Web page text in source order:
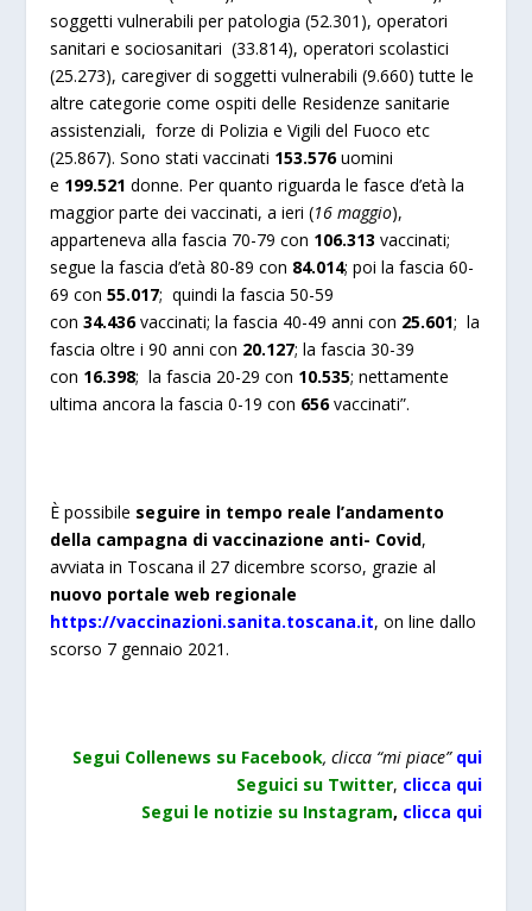
soggetti vulnerabili per patologia (52.301), operatori
sanitari e sociosanitari (33.814), operatori scolastici
(25.273), caregiver di soggetti vulnerabili (9.660) tutte le
altre categorie come ospiti delle Residenze sanitarie
assistenziali, forze di Polizia e Vigili del Fuoco etc
(25.867). Sono stati vaccinati 153.576uomini
e 199.521donne. Per quanto riguarda le fasce d’età la
maggior parte dei vaccinati, a ieri (16 maggio),
apparteneva alla fascia 70-79 con 106.313vaccinati;
segue la fascia d’età 80-89 con 84.014; poi la fascia 60-
69 con55.017; quindi la fascia 50-59
con34.436vaccinati; la fascia 40-49 anni con 25.601; la
fascia oltre i 90 anni con 20.127; la fascia 30-39
con 16.398; la fascia 20-29 con 10.535; nettamente
ultima ancora la fascia 0-19 con 656vaccinati”.
È possibile seguire in tempo reale l’andamento
della campagna di vaccinazione anti- Covid,
avviata in Toscana il 27 dicembre scorso, grazie al
nuovo portale web regionale
https://vaccinazioni.sanita.toscana.it, on line dallo
scorso 7 gennaio 2021.
Segui Collenews su Facebook, clicca “mi piace” qui
Seguici su Twitter, clicca qui
Segui le notizie su Instagram, clicca qui